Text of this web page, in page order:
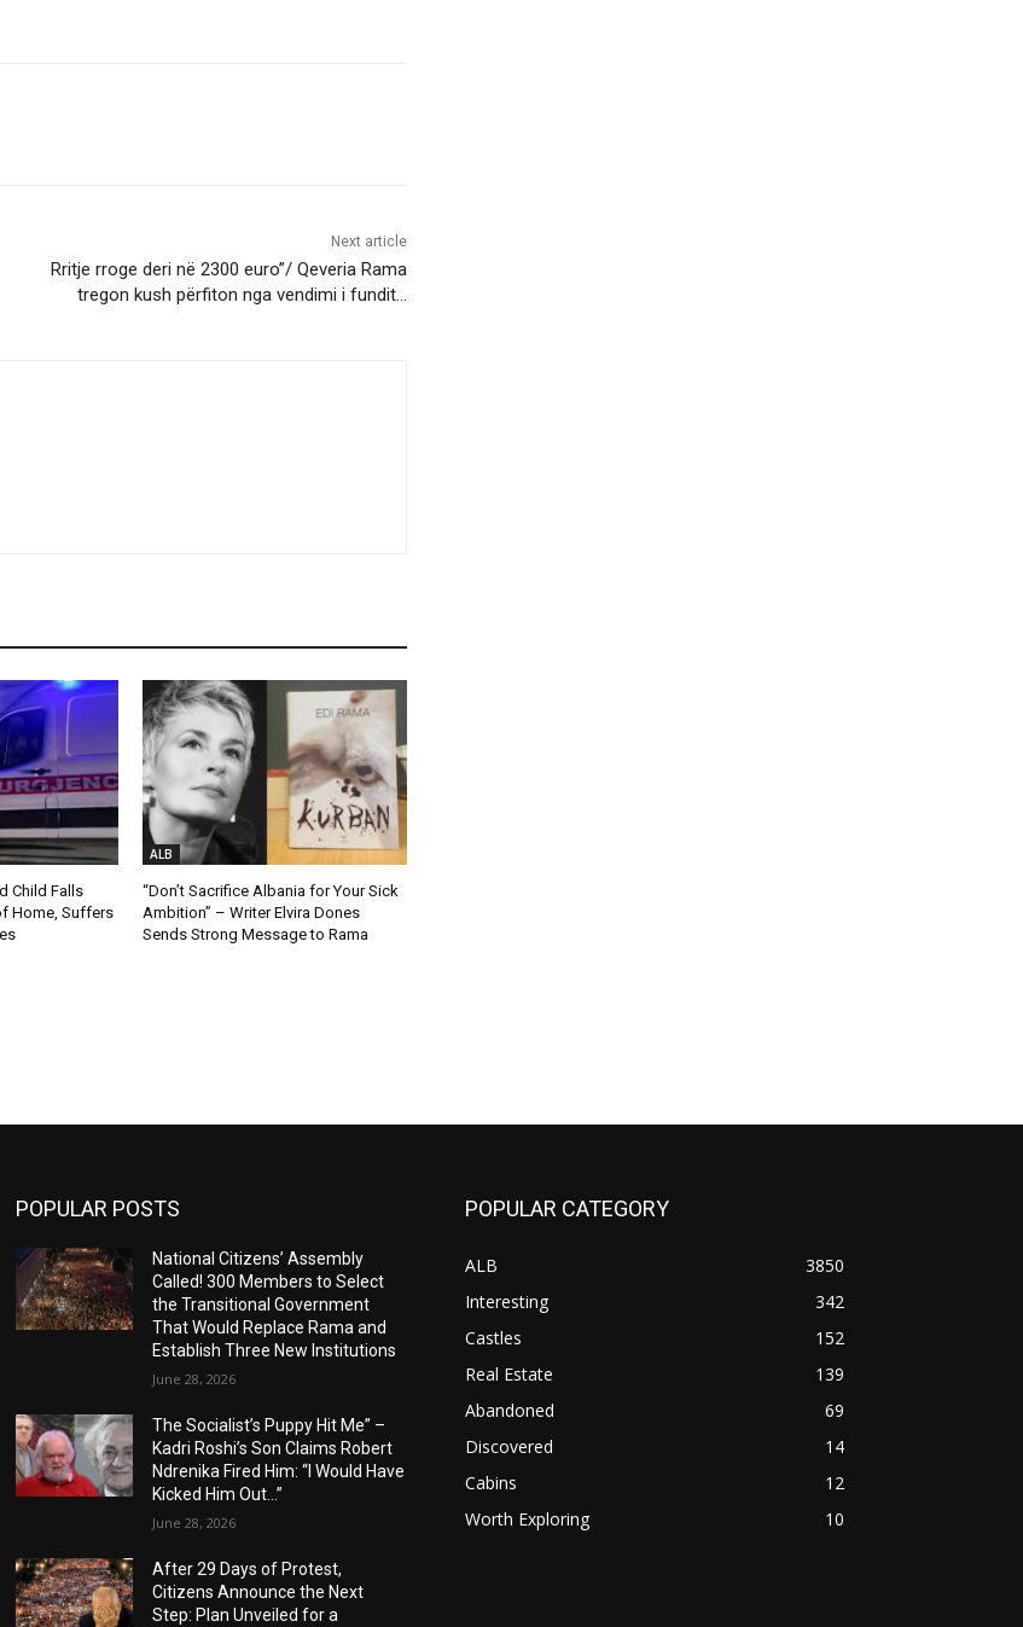
Next article
Rritje rroge deri në 2300 euro”/ Qeveria Rama
tregon kush përfiton nga vendimi i fundit…
Child Falls
Home, Suffers
ALB
“Don’t Sacrifice Albania for Your Sick
Ambition” – Writer Elvira Dones
Sends Strong Message to Rama
POPULAR POSTS
National Citizens’ Assembly
Called! 300 Members to Select
the Transitional Government
That Would Replace Rama and
Establish Three New Institutions
June 28, 2026
The Socialist’s Puppy Hit Me” –
Kadri Roshi’s Son Claims Robert
Ndrenika Fired Him: “I Would Have
Kicked Him Out…”
June 28, 2026
After 29 Days of Protest,
Citizens Announce the Next
Step: Plan Unveiled for a
POPULAR CATEGORY
ALB
3850
Interesting
342
Castles
152
Real Estate
139
Abandoned
69
Discovered
14
Cabins
12
Worth Exploring
10